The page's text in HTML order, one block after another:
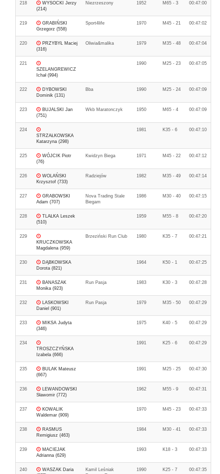
218
WYSOCKI Jerzy
(214)
Niezrzeszony 1952 M65 - 3 00:47:00
219
GRABIŃSKI
Grzegorz (558)
Sport4life 1970 M45 - 21 00:47:02
220
PRZYBYŁ Maciej
(316)
Oliwia&malika 1979 M35 - 48 00:47:04
221
SZELANGREWICZ
Ichał (994)
1990 M25 - 23 00:47:05
222
DYBOWSKI
Dominik (131)
Bba 1990 M25 - 24 00:47:09
223
BUJALSKI Jan
(751)
Wkb Maratonczyk 1950 M65 - 4 00:47:09
224
STRZAŁKOWSKA
Katarzyna (298)
1981 K35 - 6 00:47:10
225
WÓJCIK Piotr
(76)
Kwidzyn Biega 1971 M45 - 22 00:47:12
226
WOLAŃSKI
Krzysztof (733)
Radziejów 1982 M35 - 49 00:47:14
227
GRABOWSKI
Adam (707)
Nova Trading Stale
Biegam
1986 M30 - 40 00:47:15
228
TLAŁKA Leszek
(510)
1959 M55 - 8 00:47:20
229
KRUCZKOWSKA
Magdalena (959)
Brzeziński Run Club 1980 K35 - 7 00:47:21
230
DĄBKOWSKA
Dorota (821)
1964 K50 - 1 00:47:25
231
BANASZAK
Monika (923)
Run Pasja 1983 K30 - 3 00:47:28
232
LASKOWSKI
Daniel (901)
Run Pasja 1979 M35 - 50 00:47:29
233
MIKSA Judyta
(346)
1975 K40 - 5 00:47:29
234
TROSZCZYŃSKA
Izabela (666)
1991 K25 - 6 00:47:29
235
BULAK Mateusz
(667)
1991 M25 - 25 00:47:30
236
LEWANDOWSKI
Sławomir (772)
1962 M55 - 9 00:47:31
237
KOWALIK
Waldemar (909)
1970 M45 - 23 00:47:33
238
RASMUS
Remigiusz (463)
1984 M30 - 41 00:47:33
239
MACIEJAK
Adrianna (629)
1993 K18 - 3 00:47:33
240
WASZAK Daria
Kamil Leśniak
1990 K25 - 7 00:47:35